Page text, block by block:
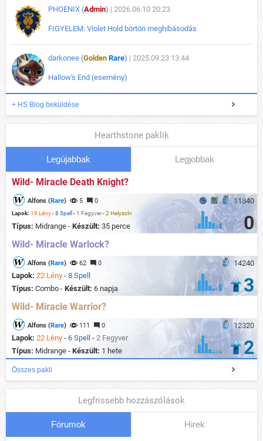
PHOENIX (Admin) | 2026.06.10 20:23
FIGYELEM: Violet Hold börtön meghibásodás
darkonee (Golden Rare) | 2025.09.23 13:44
Hallow's End (esemény)
+ HS Blog beküldése
Hearthstone paklik
Legújabbak Legjobbak
Wild- Miracle Death Knight?
11840
Alfons (Rare) 5 0
Lapok: 19 Lény-8 Spell - 1 Fegyver-2 Helyszín
Típus: Midrange - Készült: 35 perce 0
Wild- Miracle Warlock?
14240
Alfons (Rare) 62 0
Lapok: 22 Lény - 8 Spell
Típus: Combo - Készült: 6 napja 3
Wild- Miracle Warrior?
12320
Alfons (Rare) 111 0
Lapok: 22 Lény - 6 Spell - 2 Fegyver
Típus: Midrange - Készült: 1 hete 2
Összes pakli
Legfrissebb hozzászólások
Fórumok Hirek